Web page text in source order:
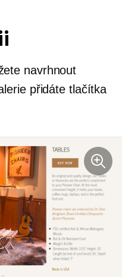
navrhnout
přidáte tlačítka